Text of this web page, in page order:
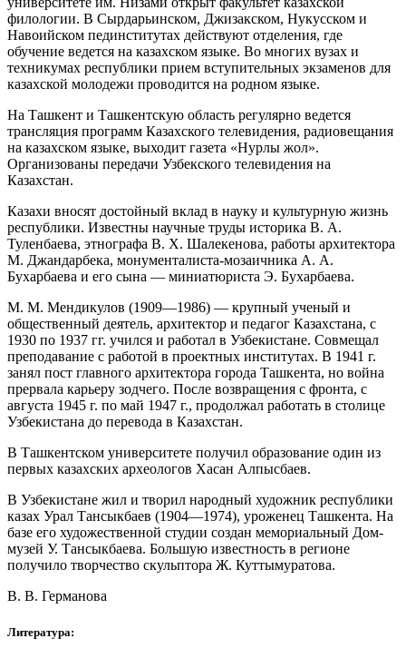
филологии. В Сырдарьинском, Джизакском, Нукусском и
Навоийском пединститутах действуют отделения, где
обучение ведется на казахском языке. Во многих вузах и
техникумах республики прием вступительных экзаменов для
казахской молодежи проводится на родном языке.
На Ташкент и Ташкентскую область регулярно ведется
трансляция программ Казахского телевидения, радиовещания
на казахском языке, выходит газета «Нурлы жол».
Организованы передачи Узбекского телевидения на
Казахстан.
Казахи вносят достойный вклад в науку и культурную жизнь
республики. Известны научные труды историка В. А.
Туленбаева, этнографа В. X. Шалекенова, работы архитектора
М. Джандарбека, монументалиста-мозаичника А. А.
Бухарбаева и его сына — миниатюриста Э. Бухарбаева.
М. М. Мендикулов (1909—1986) — крупный ученый и
общественный деятель, архитектор и педагог Казахстана, с
1930 по 1937 гг. учился и работал в Узбекистане. Совмещал
преподавание с работой в проектных институтах. В 1941 г.
занял пост главного архитектора города Ташкента, но война
прервала карьеру зодчего. После возвращения с фронта, с
августа 1945 г. по май 1947 г., продолжал работать в столице
Узбекистана до перевода в Казахстан.
В Ташкентском университете получил образование один из
первых казахских археологов Хасан Алпысбаев.
В Узбекистане жил и творил народный художник республики
казах Урал Тансыкбаев (1904—1974), уроженец Ташкента. На
базе его художественной студии создан мемориальный Дом-
музей У. Тансыкбаева. Большую известность в регионе
получило творчество скульптора Ж. Куттымуратова.
В. В. Германова
Литература: